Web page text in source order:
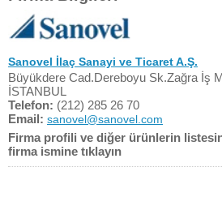
Sanovel İlaç Sanayi ve Ticaret A.Ş.
Büyükdere Cad.Dereboyu Sk.Zağra İş
İSTANBUL
Telefon: (212) 285 26 70
Email: sanovel@sanovel.com
Firma profili ve diğer ürünlerin
firma ismine tıklayın